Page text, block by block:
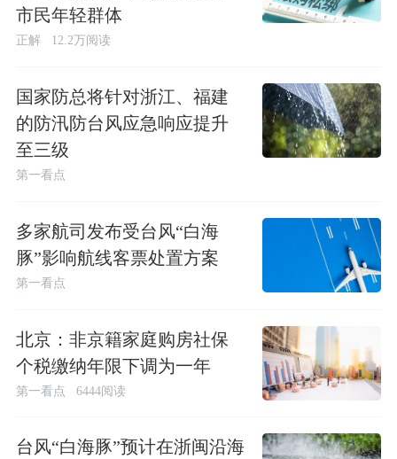
市民年轻群体
正解 12.2万阅读
国家防总将针对浙江、福建
的防汛防台风应急响应提升
至三级
第一看点
多家航司发布受台风“白海
豚”影响航线客票处置方案
第一看点
北京：非京籍家庭购房社保
个税缴纳年限下调为一年
第一看点 6444阅读
台风“白海豚”预计在浙闽沿海